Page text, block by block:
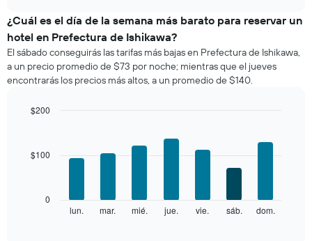
el
promedio
de
una
habitación
mes
muestra
¿Cuál es el día de la semana más barato para reservar un
hotel en Prefectura de Ishikawa?
El sábado conseguirás las tarifas más bajas en Prefectura de Ishikawa,
a un precio promedio de $73 por noche; mientras que el jueves
encontrarás los precios más altos, a un promedio de $140.
lun. mar. mié. jue. vie. sáb. dom.
0
$100
$200